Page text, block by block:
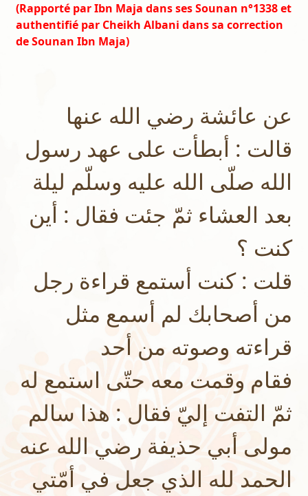
(Rapporté par Ibn Maja dans ses Sounan n°1338 et
authentifié par Cheikh Albani dans sa correction
de Sounan Ibn Maja)
عن عائشة رضي الله عنها
قالت : أبطأت على عهد رسول
الله صلّى الله عليه وسلّم ليلة
بعد العشاء ثمّ جئت فقال : أين
كنت ؟
قلت : كنت أستمع قراءة رجل
من أصحابك لم أسمع مثل
قراءته وصوته من أحد
فقام وقمت معه حتّى استمع له
ثمّ التفت إليّ فقال : هذا سالم
مولى أبي حذيفة رضي الله عنه
الحمد لله الذي جعل في أمّتي